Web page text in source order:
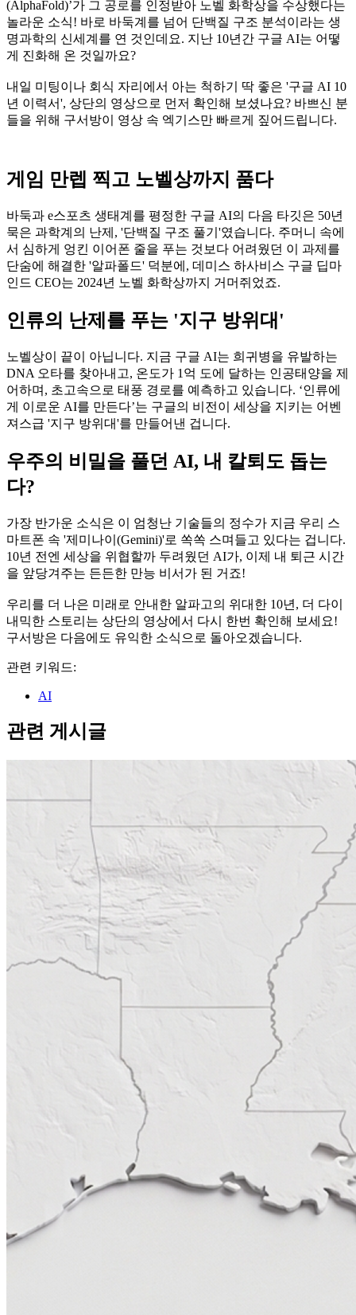
(AlphaFold)’가 그 공로를 인정받아 노벨 화학상을 수상했다는
놀라운 소식! 바로 바둑계를 넘어 단백질 구조 분석이라는 생
명과학의 신세계를 연 것인데요. 지난 10년간 구글 AI는 어떻
게 진화해 온 것일까요?
내일 미팅이나 회식 자리에서 아는 척하기 딱 좋은 '구글 AI 10
년 이력서', 상단의 영상으로 먼저 확인해 보셨나요? 바쁘신 분
들을 위해 구서방이 영상 속 엑기스만 빠르게 짚어드립니다.
게임 만렙 찍고 노벨상까지 품다
바둑과 e스포츠 생태계를 평정한 구글 AI의 다음 타깃은 50년
묵은 과학계의 난제, '단백질 구조 풀기'였습니다. 주머니 속에
서 심하게 엉킨 이어폰 줄을 푸는 것보다 어려웠던 이 과제를
단숨에 해결한 '알파폴드' 덕분에, 데미스 하사비스 구글 딥마
인드 CEO는 2024년 노벨 화학상까지 거머쥐었죠.
인류의 난제를 푸는 '지구 방위대'
노벨상이 끝이 아닙니다. 지금 구글 AI는 희귀병을 유발하는
DNA 오타를 찾아내고, 온도가 1억 도에 달하는 인공태양을 제
어하며, 초고속으로 태풍 경로를 예측하고 있습니다. ‘인류에
게 이로운 AI를 만든다’는 구글의 비전이 세상을 지키는 어벤
져스급 '지구 방위대'를 만들어낸 겁니다.
우주의 비밀을 풀던 AI, 내 칼퇴도 돕는
다?
가장 반가운 소식은 이 엄청난 기술들의 정수가 지금 우리 스
마트폰 속 '제미나이(Gemini)'로 쏙쏙 스며들고 있다는 겁니다.
10년 전엔 세상을 위협할까 두려웠던 AI가, 이제 내 퇴근 시간
을 앞당겨주는 든든한 만능 비서가 된 거죠!
우리를 더 나은 미래로 안내한 알파고의 위대한 10년, 더 다이
내믹한 스토리는 상단의 영상에서 다시 한번 확인해 보세요!
구서방은 다음에도 유익한 소식으로 돌아오겠습니다.
관련 키워드:
AI
관련 게시글